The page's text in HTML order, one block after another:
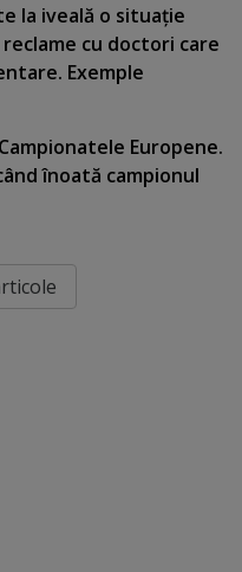
la iveală o situaţie
cu doctori care
Exemple
Europene.
înoată campionul